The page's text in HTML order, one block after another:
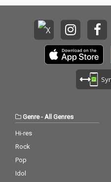
Genre- All Genres
Hi-res
Rock
Pop
Idol